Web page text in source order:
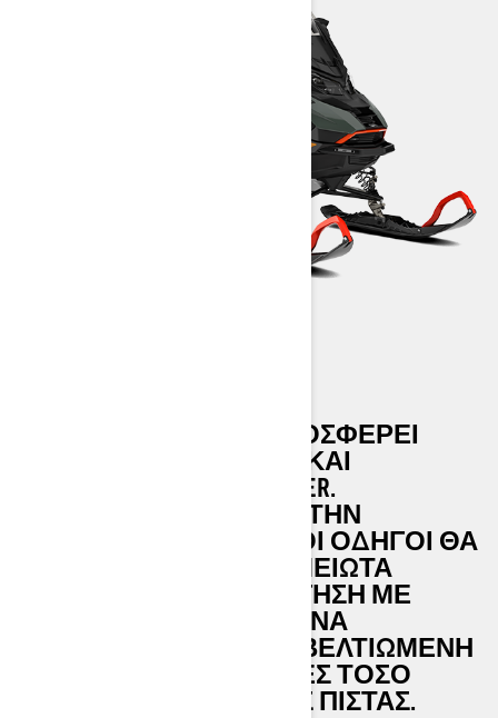
ΤΟ EXPEDITION SE 2026 ΠΡΟΣΦΈΡΕΙ
ΕΞΑΙΡΕΤΙΚΉ ΕΥΕΛΙΞΊΑ ΚΑΙ
ΔΥΝΑΤΌΤΗΤΕΣ CROSSOVER.
ΦΡΕΣΚΟΦΤΙΑΓΜΈΝΟ ΣΤΗΝ
ΠΛΑΤΦΌΡΜΑ REV GEN5, ΟΙ ΟΔΗΓΟΊ ΘΑ
ΒΙΏΣΟΥΝ ΜΙΑ ΑΞΙΟΣΗΜΕΊΩΤΑ
ΕΚΛΕΠΤΥΣΜΈΝΗ ΟΔΉΓΗΣΗ ΜΕ
ΕΞΑΙΡΕΤΙΚΆ ΠΡΟΗΓΜΈΝΑ
ΧΑΡΑΚΤΗΡΙΣΤΙΚΆ ΚΑΙ ΒΕΛΤΙΩΜΈΝΗ
ΆΝΕΣΗ ΓΙΑ ΠΕΡΙΠΈΤΕΙΕΣ ΤΌΣΟ
ΕΝΤΌΣ ΌΣΟ ΚΑΙ ΕΚΤΌΣ ΠΊΣΤΑΣ.